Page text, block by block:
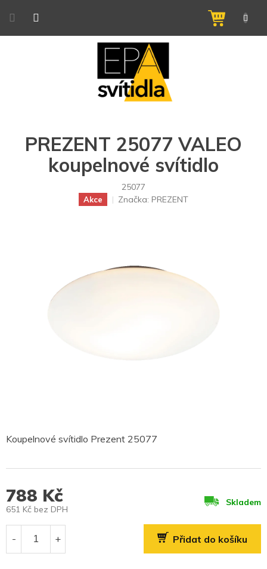
NÁKUPNÍ
KOŠÍK
PREZENT 25077 VALEO
koupelnové svítidlo
25077
Akce Značka: PREZENT
Koupelnové svítidlo Prezent 25077
788 Kč
651 Kč bez DPH
Skladem
Přidat do košíku